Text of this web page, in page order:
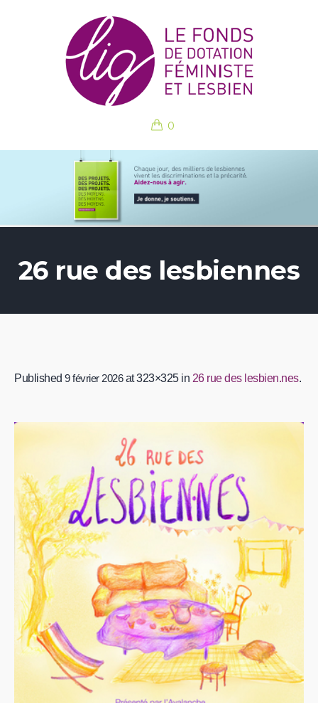
0
26 rue des lesbiennes
Published 9 février 2026at 323×325 in 26 rue des lesbien.nes.